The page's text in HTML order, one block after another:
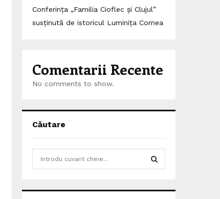
Conferința „Familia Cioflec și Clujul”
susținută de istoricul Luminița Cornea
Comentarii Recente
No comments to show.
Căutare